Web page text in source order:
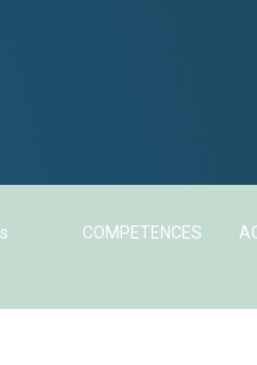
COMPETENCES